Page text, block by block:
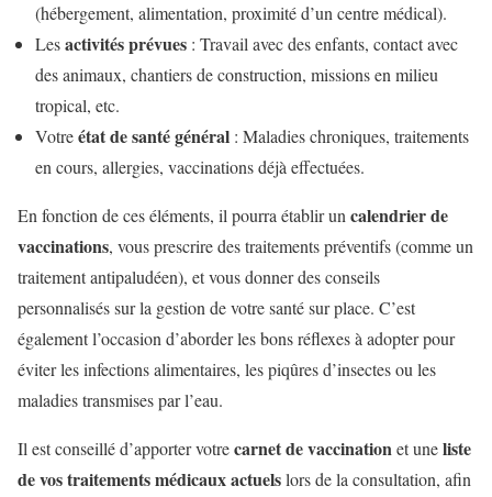
(hébergement, alimentation, proximité d’un centre médical).
Lesactivités prévues : Travail avec des enfants, contact avec
des animaux, chantiers de construction, missions en milieu
tropical, etc.
Votreétat de santé général : Maladies chroniques, traitements
en cours, allergies, vaccinations déjà effectuées.
En fonction de ces éléments, il pourra établir un calendrier de
vaccinations, vous prescrire des traitements préventifs (comme un
traitement antipaludéen), et vous donner des conseils
personnalisés sur la gestion de votre santé sur place. C’est
également l’occasion d’aborder les bons réflexes à adopter pour
éviter les infections alimentaires, les piqûres d’insectes ou les
maladies transmises par l’eau.
Il est conseillé d’apporter votrecarnet de vaccinationet uneliste
de vos traitements médicaux actuelslors de la consultation, afin